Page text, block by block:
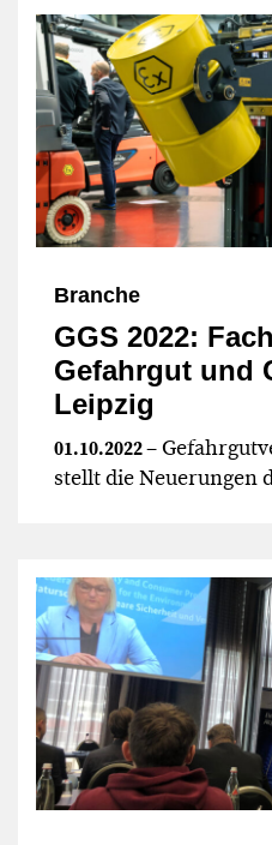
Branche
GGS 2022:
Gefahrgut und
Leipzig
01.10.2022–
stellt die Neuerungen